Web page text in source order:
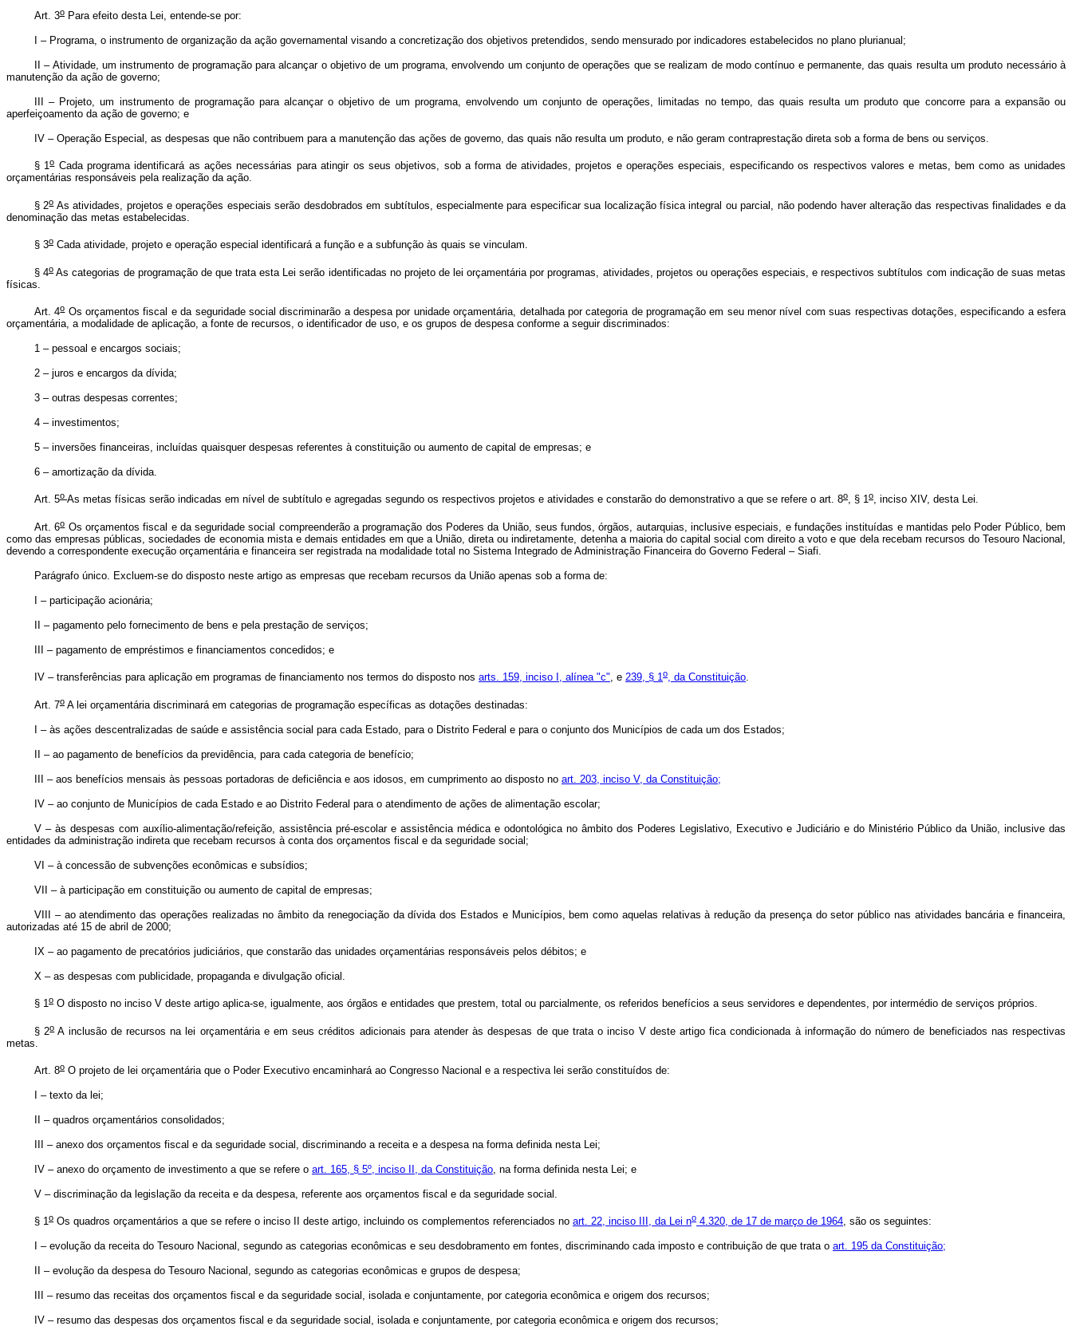
Art. 3o Para efeito desta Lei, entende-se por:
I – Programa, o instrumento de organização da ação governamental visando a concretização dos objetivos pretendidos, sendo mensurado por indicadores estabelecidos no plano plurianual;
II – Atividade, um instrumento de programação para alcançar o objetivo de um programa, envolvendo um conjunto de operações que se realizam de modo contínuo e permanente, das quais resulta um produto necessário à
manutenção da ação de governo;
III – Projeto, um instrumento de programação para alcançar o objetivo de um programa, envolvendo um conjunto de operações, limitadas no tempo, das quais resulta um produto que concorre para a expansão ou
aperfeiçoamento da ação de governo; e
IV – Operação Especial, as despesas que não contribuem para a manutenção das ações de governo, das quais não resulta um produto, e não geram contraprestação direta sob a forma de bens ou serviços.
§ 1oCada programa identificará as ações necessárias para atingir os seus objetivos, sob a forma de atividades, projetos e operações especiais, especificando os respectivos valores e metas, bem como as unidades
orçamentárias responsáveis pela realização da ação.
§ 2oAs atividades, projetos e operações especiais serão desdobrados em subtítulos, especialmente para especificar sua localização física integral ou parcial, não podendo haver alteração das respectivas finalidades e da
denominação das metas estabelecidas.
§ 3o Cada atividade, projeto e operação especial identificará a função e a subfunção às quais se vinculam.
§ 4oAs categorias de programação de que trata esta Lei serão identificadas no projeto de lei orçamentária por programas, atividades, projetos ou operações especiais, e respectivos subtítulos com indicação de suas metas
físicas.
Art. 4oOs orçamentos fiscal e da seguridade social discriminarão a despesa por unidade orçamentária, detalhada por categoria de programação em seu menor nível com suas respectivas dotações, especificando a esfera
orçamentária, a modalidade de aplicação, a fonte de recursos, o identificador de uso, e os grupos de despesa conforme a seguir discriminados:
1 – pessoal e encargos sociais;
2 – juros e encargos da dívida;
3 – outras despesas correntes;
4 – investimentos;
5 – inversões financeiras, incluídas quaisquer despesas referentes à constituição ou aumento de capital de empresas; e
6 – amortização da dívida.
Art. 5o As metas físicas serão indicadas em nível de subtítulo e agregadas segundo os respectivos projetos e atividades e constarão do demonstrativo a que se refere o art. 8o, § 1o, inciso XIV, desta Lei.
Art. 6oOs orçamentos fiscal e da seguridade social compreenderão a programação dos Poderes da União, seus fundos, órgãos, autarquias, inclusive especiais, e fundações instituídas e mantidas pelo Poder Público, bem
como das empresas públicas, sociedades de economia mista e demais entidades em que a União, direta ou indiretamente, detenha a maioria do capital social com direito a voto e que dela recebam recursos do Tesouro Nacional,
devendo a correspondente execução orçamentária e financeira ser registrada na modalidade total no Sistema Integrado de Administração Financeira do Governo Federal – Siafi.
Parágrafo único. Excluem-se do disposto neste artigo as empresas que recebam recursos da União apenas sob a forma de:
I – participação acionária;
II – pagamento pelo fornecimento de bens e pela prestação de serviços;
III – pagamento de empréstimos e financiamentos concedidos; e
IV – transferências para aplicação em programas de financiamento nos termos do disposto nos arts. 159, inciso I, alínea "c", e 239, § 1o, da Constituição.
Art. 7o A lei orçamentária discriminará em categorias de programação específicas as dotações destinadas:
I – às ações descentralizadas de saúde e assistência social para cada Estado, para o Distrito Federal e para o conjunto dos Municípios de cada um dos Estados;
II – ao pagamento de benefícios da previdência, para cada categoria de benefício;
III – aos benefícios mensais às pessoas portadoras de deficiência e aos idosos, em cumprimento ao disposto no art. 203, inciso V, da Constituição;
IV – ao conjunto de Municípios de cada Estado e ao Distrito Federal para o atendimento de ações de alimentação escolar;
V – às despesas com auxílio-alimentação/refeição, assistência pré-escolar e assistência médica e odontológica no âmbito dos Poderes Legislativo, Executivo e Judiciário e do Ministério Público da União, inclusive das
entidades da administração indireta que recebam recursos à conta dos orçamentos fiscal e da seguridade social;
VI – à concessão de subvenções econômicas e subsídios;
VII – à participação em constituição ou aumento de capital de empresas;
VIII – ao atendimento das operações realizadas no âmbito da renegociação da dívida dos Estados e Municípios, bem como aquelas relativas à redução da presença do setor público nas atividades bancária e financeira,
autorizadas até 15 de abril de 2000;
IX – ao pagamento de precatórios judiciários, que constarão das unidades orçamentárias responsáveis pelos débitos; e
X – as despesas com publicidade, propaganda e divulgação oficial.
§ 1o O disposto no inciso V deste artigo aplica-se, igualmente, aos órgãos e entidades que prestem, total ou parcialmente, os referidos benefícios a seus servidores e dependentes, por intermédio de serviços próprios.
§ 2oA inclusão de recursos na lei orçamentária e em seus créditos adicionais para atender às despesas de que trata o inciso V deste artigo fica condicionada à informação do número de beneficiados nas respectivas
metas.
Art. 8o O projeto de lei orçamentária que o Poder Executivo encaminhará ao Congresso Nacional e a respectiva lei serão constituídos de:
I – texto da lei;
II – quadros orçamentários consolidados;
III – anexo dos orçamentos fiscal e da seguridade social, discriminando a receita e a despesa na forma definida nesta Lei;
IV – anexo do orçamento de investimento a que se refere o art. 165, § 5º, inciso II, da Constituição, na forma definida nesta Lei; e
V – discriminação da legislação da receita e da despesa, referente aos orçamentos fiscal e da seguridade social.
§ 1o Os quadros orçamentários a que se refere o inciso II deste artigo, incluindo os complementos referenciados no art. 22, inciso III, da Lei no 4.320, de 17 de março de 1964, são os seguintes:
I – evolução da receita do Tesouro Nacional, segundo as categorias econômicas e seu desdobramento em fontes, discriminando cada imposto e contribuição de que trata o art. 195 da Constituição;
II – evolução da despesa do Tesouro Nacional, segundo as categorias econômicas e grupos de despesa;
III – resumo das receitas dos orçamentos fiscal e da seguridade social, isolada e conjuntamente, por categoria econômica e origem dos recursos;
IV – resumo das despesas dos orçamentos fiscal e da seguridade social, isolada e conjuntamente, por categoria econômica e origem dos recursos;